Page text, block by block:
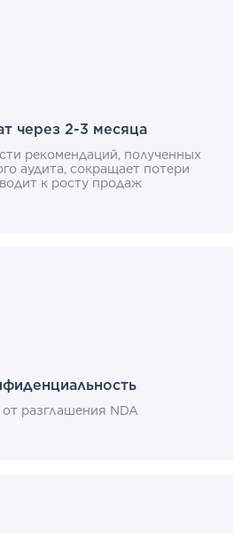
через 2-3 месяца
рекомендаций, полученных
аудита, сокращает потери
к росту продаж
разглашения NDA